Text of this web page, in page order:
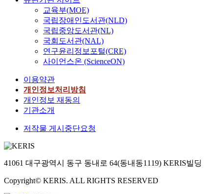
교육부(MOE)
국립장애인도서관(NLD)
국립중앙도서관(NL)
국회도서관(NAL)
연구윤리정보포털(CRE)
사이언스온 (ScienceON)
이용약관
개인정보처리방침
개인정보 재동의
기관소개
저작물 게시중단요청
41061 대구광역시 동구 동내로 64(동내동1119) KERIS빌딩
Copyright© KERIS. ALL RIGHTS RESERVED